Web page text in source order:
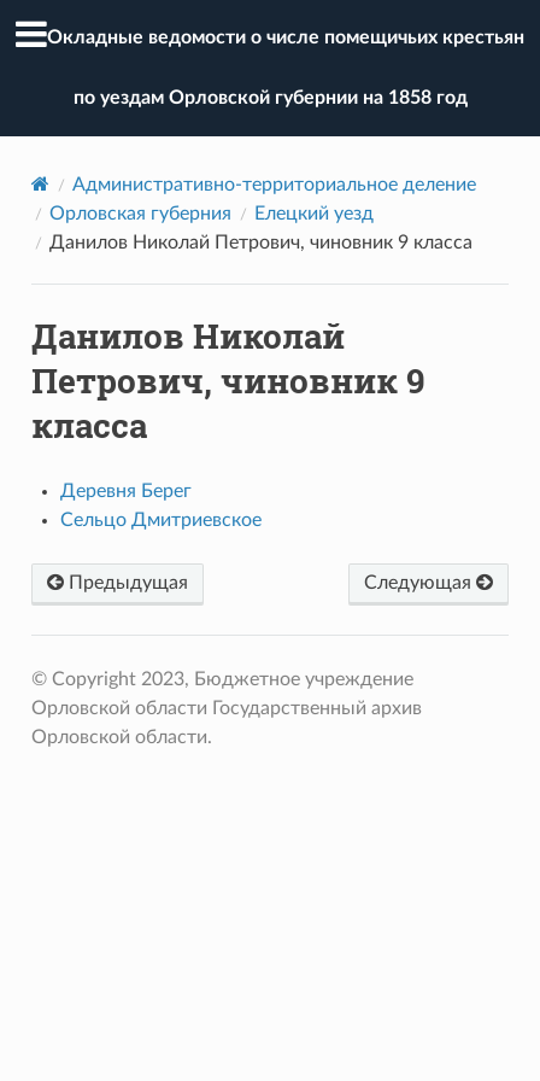
Окладные ведомости о числе помещичьих крестьян
по уездам Орловской губернии на 1858 год
Административно-территориальное деление
Орловская губерния
Елецкий уезд
Данилов Николай Петрович, чиновник 9 класса
Данилов Николай
Петрович, чиновник 9
класса
Деревня Берег
Сельцо Дмитриевское
Предыдущая Следующая
© Copyright 2023, Бюджетное учреждение
Орловской области Государственный архив
Орловской области.